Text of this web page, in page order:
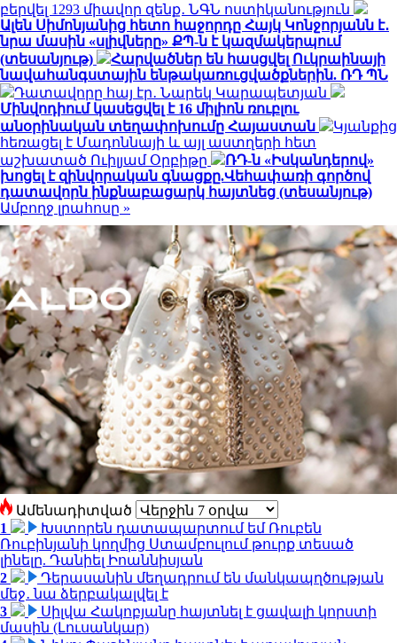
բերվել 1293 միավոր զենք․ ՆԳՆ ոստիկանություն
Ալեն Սիմոնյանից հետո հաջորդը Հայկ Կոնջորյանն է․
նրա մասին «սլիվները» ՔՊ-ն է կազմակերպում
(տեսանյութ)
Հարվածներ են հասցվել Ուկրաինայի
նավահանգստային ենթակառուցվածքներին. ՌԴ ՊՆ
Դատավորը հայ էր․ Նարեկ Կարապետյան
Մինվոդիում կասեցվել է 16 միլիոն ռուբլու
անօրինական տեղափոխումը Հայաստան
Կյանքից
հեռացել է Մադոննայի և այլ աստղերի հետ
աշխատած Ուիլյամ Օրբիթը
ՌԴ-ն «Իսկանդերով»
խոցել է զինվորական գնացքը.Վեհափառի գործով
դատավորն ինքնաբացարկ հայտնեց (տեսանյութ)
Ամբողջ լրահոսը »
Ամենադիտված
1
Խստորեն դատապարտում եմ Ռուբեն
Ռուբինյանի կողմից Ստամբուլում թուրք տեսած
լինելը. Դանիել Իոաննիսյան
2
Դերասանին մեղադրում են մանկապղծության
մեջ․ նա ձերբակալվել է
3
Սիլվա Հակոբյանը հայտնել է ցավալի կորստի
մասին (Լուսանկար)